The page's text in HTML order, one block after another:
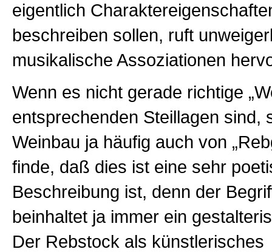
eigentlich
beschreiben sollen, ruft
musikalische Assoziationen
Wenn es nicht gerade richtige
entsprechenden Steillagen sind,
Weinbau ja häufig auch von
finde, daß dies ist eine sehr
Beschreibung ist, denn der
beinhaltet ja immer ein
Der Rebstock als künstlerisches